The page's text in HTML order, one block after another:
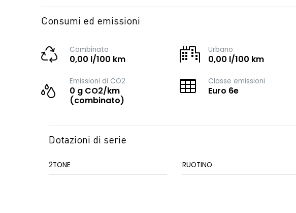
Consumi ed emissioni
Combinato
0,00 l/100 km
Urbano
0,00 l/100 km
Emissioni di CO2
0 g CO2/km
(combinato)
Classe emissioni
Euro 6e
Dotazioni di serie
2TONE RUOTINO